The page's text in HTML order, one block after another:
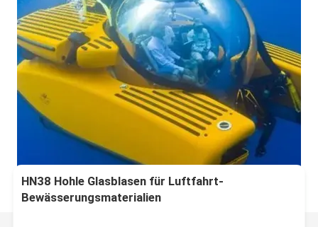
HN38 Hohle Glasblasen für Luftfahrt-
Bewässerungsmaterialien